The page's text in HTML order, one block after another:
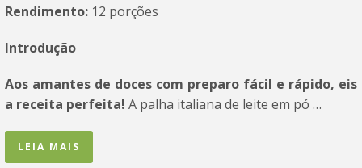
Rendimento: 12 porções
Introdução
Aos amantes de doces com preparo fácil e rápido, eis
a receita perfeita! A palha italiana de leite em pó …
LEIA MAIS